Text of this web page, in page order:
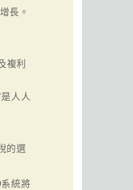
長。
複利
人人
的選
統將